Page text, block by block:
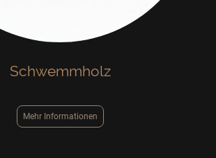
Schwemmholz
Mehr Informationen